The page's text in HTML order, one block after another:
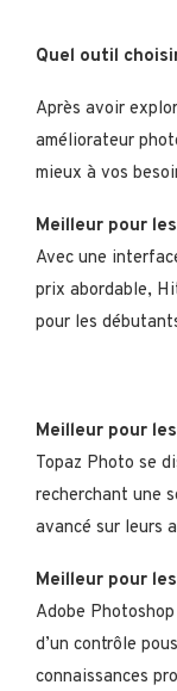
Quel outil
Après avoir
améliorateur
mieux à vos
Meilleur pour
Avec une
prix abordable,
pour les
Meilleur pour
Topaz Photo se
recherchant une
avancé sur leurs
Meilleur pour
Adobe
d’un contrôle
connaissances